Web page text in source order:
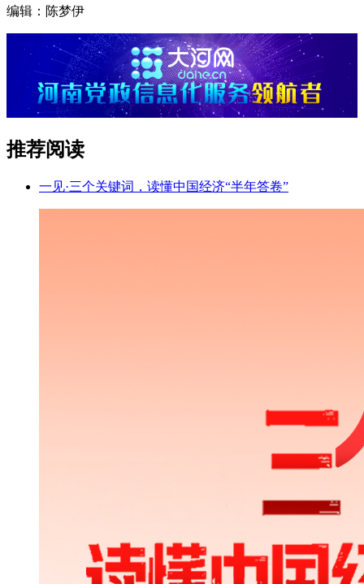
编辑：陈梦伊
推荐阅读
一见·三个关键词，读懂中国经济“半年答卷”